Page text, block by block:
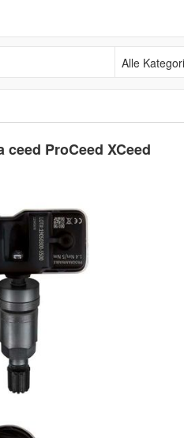
Alle Kategorien
ProCeed XCeed